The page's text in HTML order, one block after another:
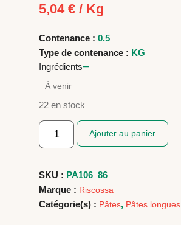
5,04 € / Kg
Contenance : 0.5
Type de contenance : KG
Ingrédients
À venir
22 en stock
Ajouter au panier
SKU : PA106_86
Marque : Riscossa
Catégorie(s) : Pâtes, Pâtes longues